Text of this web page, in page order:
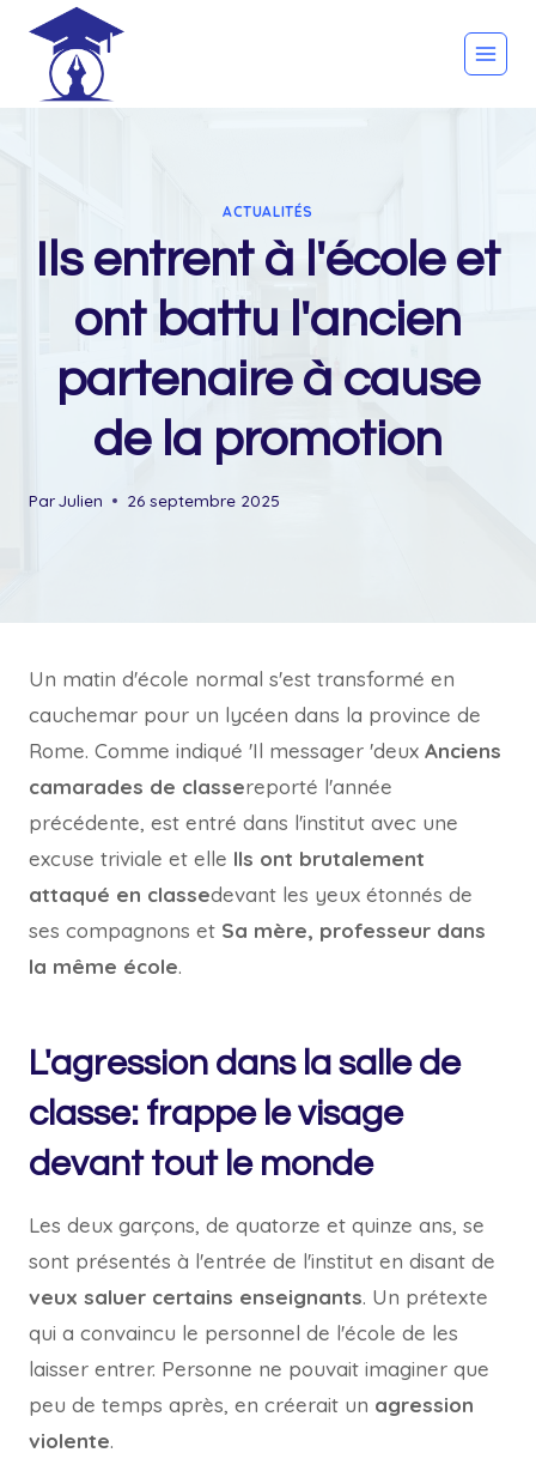
content
ACTUALITÉS
Ils entrent à l'école et
ont battu l'ancien
partenaire à cause
de la promotion
ParJulien 26 septembre 2025
Un matin d'école normal s'est transformé en
cauchemar pour un lycéen dans la province de
Rome. Comme indiqué 'Il messager 'deux Anciens
camarades de classereporté l'année
précédente, est entré dans l'institut avec une
excuse triviale et elle Ils ont brutalement
attaqué en classedevant les yeux étonnés de
ses compagnons et Sa mère, professeur dans
la même école.
L'agression dans la salle de
classe: frappe le visage
devant tout le monde
Les deux garçons, de quatorze et quinze ans, se
sont présentés à l'entrée de l'institut en disant de
veux saluer certains enseignants. Un prétexte
qui a convaincu le personnel de l'école de les
laisser entrer. Personne ne pouvait imaginer que
peu de temps après, en créerait un agression
violente.